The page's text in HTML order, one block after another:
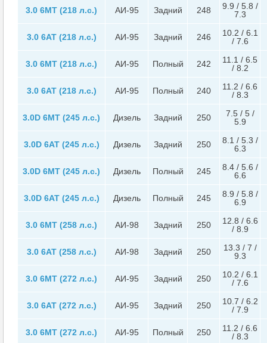
3.0 6MT (218 л.с.) АИ-95 Задний 248
9.9 / 5.8 /
7.3
3.0 6AT (218 л.с.) АИ-95 Задний 246
10.2 / 6.1
/ 7.6
3.0 6MT (218 л.с.) АИ-95 Полный 242
11.1 / 6.5
/ 8.2
3.0 6AT (218 л.с.) АИ-95 Полный 240
11.2 / 6.6
/ 8.3
3.0D 6MT (245 л.с.) Дизель Задний 250
7.5 / 5 /
5.9
3.0D 6AT (245 л.с.) Дизель Задний 250
8.1 / 5.3 /
6.3
3.0D 6MT (245 л.с.) Дизель Полный 245
8.4 / 5.6 /
6.6
3.0D 6AT (245 л.с.) Дизель Полный 245
8.9 / 5.8 /
6.9
3.0 6MT (258 л.с.) АИ-98 Задний 250
12.8 / 6.6
/ 8.9
3.0 6AT (258 л.с.) АИ-98 Задний 250
13.3 / 7 /
9.3
3.0 6MT (272 л.с.) АИ-95 Задний 250
10.2 / 6.1
/ 7.6
3.0 6AT (272 л.с.) АИ-95 Задний 250
10.7 / 6.2
/ 7.9
3.0 6MT (272 л.с.) АИ-95 Полный 250
11.2 / 6.6
/ 8.3